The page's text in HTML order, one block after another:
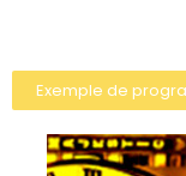
Exemple de